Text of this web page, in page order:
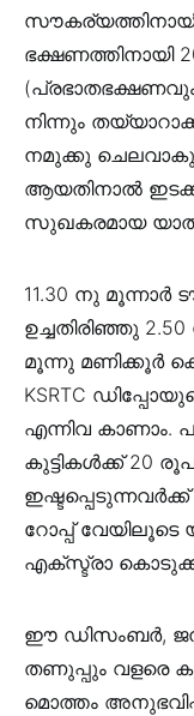
സൗകര്യത്തിനായി
ഭക്ഷണത്തിനായി
(പ്രഭാതഭക്ഷണവും
നിന്നും
നമുക്കു
ആയതിനാൽ
സുഖകരമായ
11.30 നു മൂന്നാർ
ഉച്ചതിരിഞ്ഞു
മൂന്നു മണിക്കൂർ
KSRTC
എന്നിവ കാണാം.
കുട്ടികൾക്ക് 20
റോപ്പ് വേയിലൂടെ
എക്സ്ട്രാ
ഈ ഡിസംബർ,
തണുപ്പും വളരെ
മൊത്തം